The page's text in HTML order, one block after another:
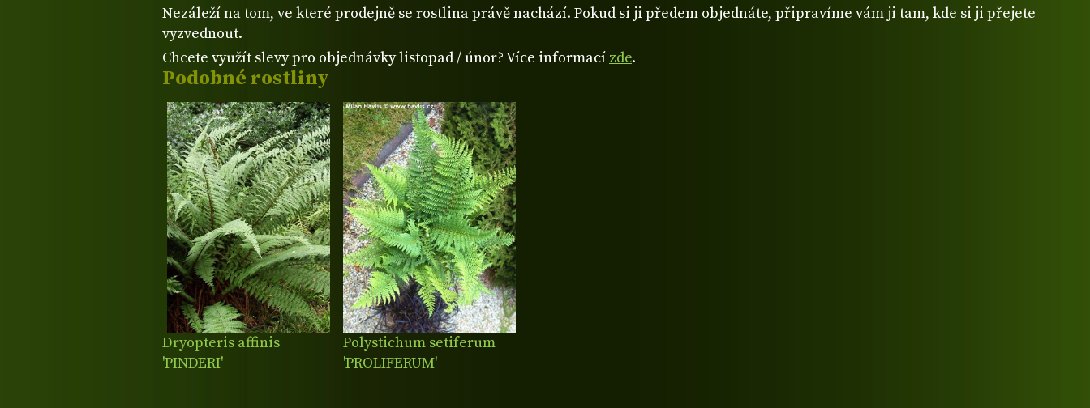
Podobné rostliny
Dryopteris affinis
'PINDERI'
Polystichum setiferum
'PROLIFERUM'
Nezáleží na tom, ve které prodejně se rostlina právě nachází. Pokud si ji předem objednáte, připravíme vám ji tam, kde si ji přejete
vyzvednout.
Chcete využít slevy pro objednávky listopad / únor? Více informací zde.